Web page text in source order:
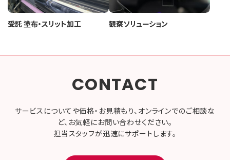
受託 塗布・スリット加工 観察ソリューション
CONTACT
サービスについてや価格・お見積もり、オンラインでのご相談な
ど、お気軽にお問い合わせください。
担当スタッフが迅速にサポートします。